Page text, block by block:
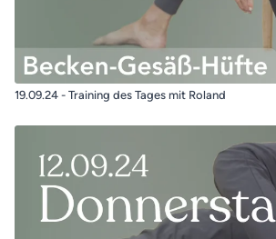
19.09.24 - Training des Tages mit Roland